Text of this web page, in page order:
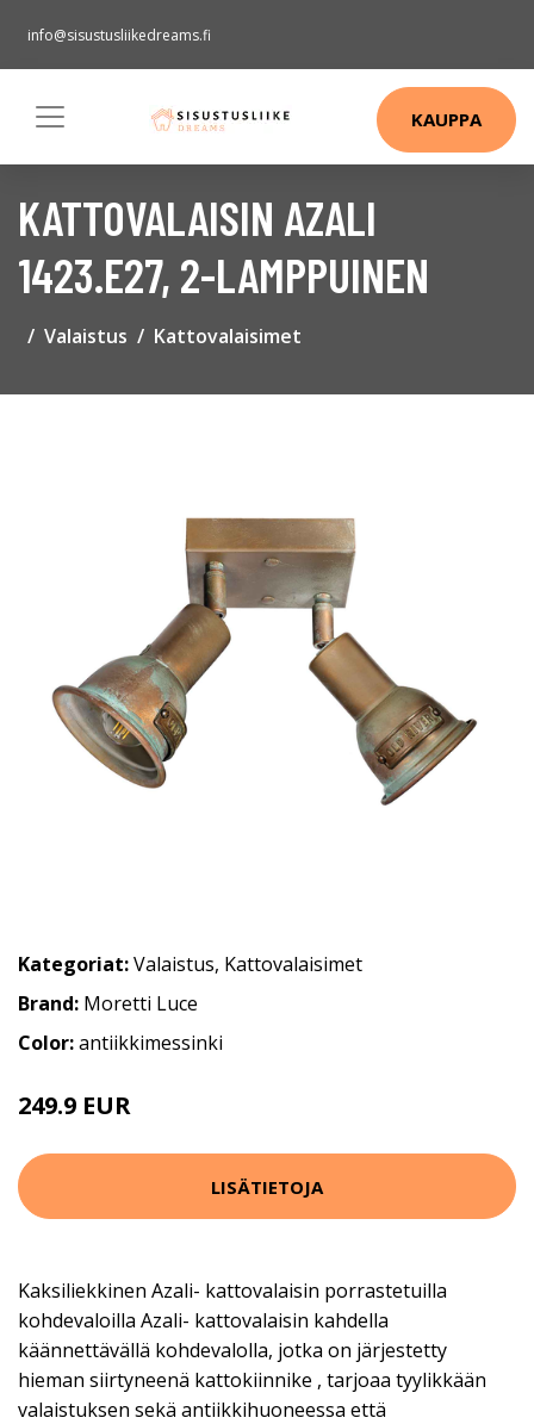
info@sisustusliikedreams.fi
KAUPPA
KATTOVALAISIN AZALI
1423.E27, 2-LAMPPUINEN
Valaistus Kattovalaisimet
Kategoriat:Valaistus, Kattovalaisimet
Brand: Moretti Luce
Color:antiikkimessinki
249.9 EUR
LISÄTIETOJA
Kaksiliekkinen Azali- kattovalaisin porrastetuilla
kohdevaloilla Azali- kattovalaisin kahdella
käännettävällä kohdevalolla, jotka on järjestetty
hieman siirtyneenä kattokiinnike , tarjoaa tyylikkään
valaistuksen sekä antiikkihuoneessa että